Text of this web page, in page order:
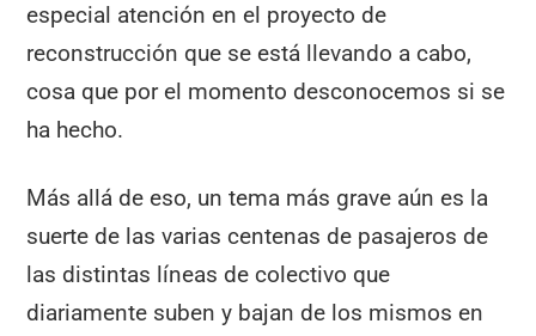
especial atención en el proyecto de
reconstrucción que se está llevando a cabo,
cosa que por el momento desconocemos si se
ha hecho.
Más allá de eso, un tema más grave aún es la
suerte de las varias centenas de pasajeros de
las distintas líneas de colectivo que
diariamente suben y bajan de los mismos en